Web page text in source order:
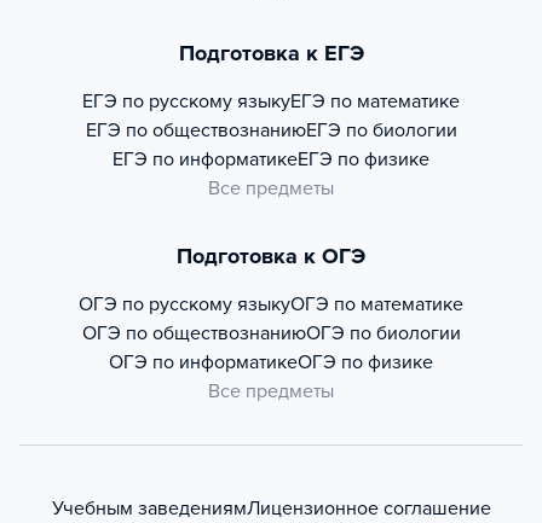
Подготовка к ЕГЭ
ЕГЭ по русскому языкуЕГЭ по математике
ЕГЭ по обществознаниюЕГЭ по биологии
ЕГЭ по информатикеЕГЭ по физике
Все предметы
Подготовка к ОГЭ
ОГЭ по русскому языкуОГЭ по математике
ОГЭ по обществознаниюОГЭ по биологии
ОГЭ по информатикеОГЭ по физике
Все предметы
Учебным заведениямЛицензионное соглашение